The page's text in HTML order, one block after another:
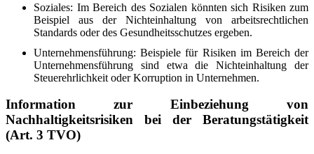
Soziales: Im Bereich des Sozialen könnten sich Risiken zum
Beispiel aus der Nichteinhaltung von arbeitsrechtlichen
Standards oder des Gesundheitsschutzes ergeben.
Unternehmensführung: Beispiele für Risiken im Bereich der
Unternehmensführung sind etwa die Nichteinhaltung der
Steuerehrlichkeit oder Korruption in Unternehmen.
Information zur Einbeziehung von
Nachhaltigkeitsrisiken bei der Beratungstätigkeit
(Art. 3 TVO)